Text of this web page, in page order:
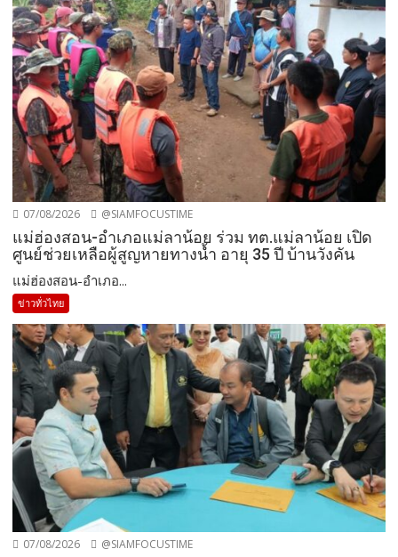
07/08/2026 @SIAMFOCUSTIME
แม่ฮ่องสอน-อำเภอแม่ลาน้อย ร่วม ทต.แม่ลาน้อย เปิด
ศูนย์ช่วยเหลือผู้สูญหายทางน้ำ อายุ 35 ปี บ้านวังคัน
แม่ฮ่องสอน-อำเภอ...
ข่าวทั่วไทย
07/08/2026 @SIAMFOCUSTIME